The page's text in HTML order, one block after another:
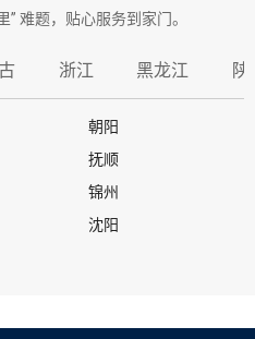
难题，贴心服务到家门。
浙江 黑龙江 陕
朝阳
抚顺
锦州
沈阳